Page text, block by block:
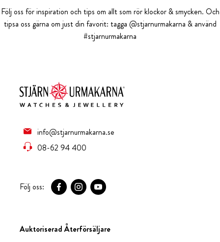
Följ oss för inspiration och tips om allt som rör klockor & smycken. Och
tipsa oss gärna om just din favorit: tagga @stjarnurmakarna & använd
#stjarnurmakarna
info@stjarnurmakarna.se
08-62 94 400
Följ oss:
Auktoriserad Återförsäljare